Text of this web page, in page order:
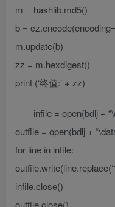
m = hashlib.md5()
b =
m.update(b)
zz = m.hexdigest()
print (‘终值:’ + zz)
infile = open(bdlj +
outfile = open(bdlj +
for line in infile:
infile.close()
outfile.close()